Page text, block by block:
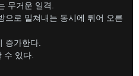
무거운 일격.
으로 밀쳐내는 동시에 튀어 오른
증가한다.
수 있다.